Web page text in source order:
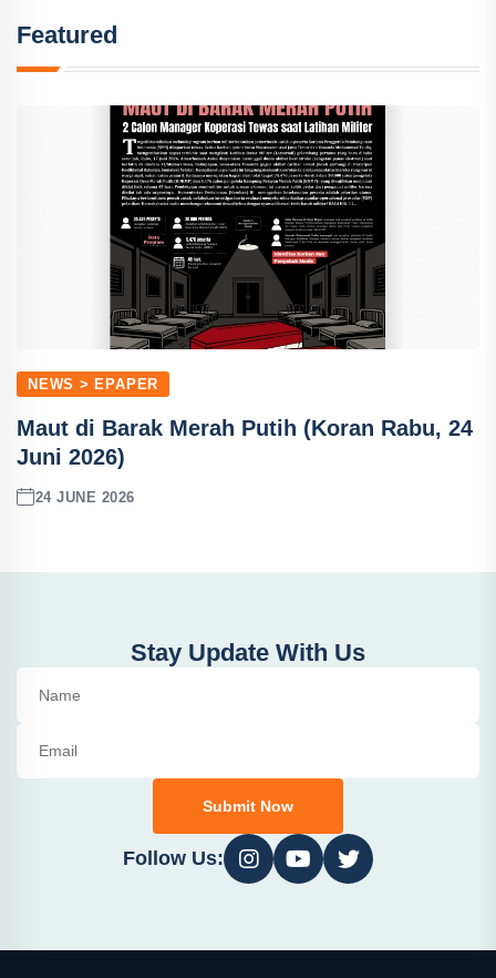
Featured
NEWS > EPAPER
Maut di Barak Merah Putih (Koran Rabu, 24
Juni 2026)
24 JUNE 2026
Stay Update With Us
Submit Now
Follow Us: